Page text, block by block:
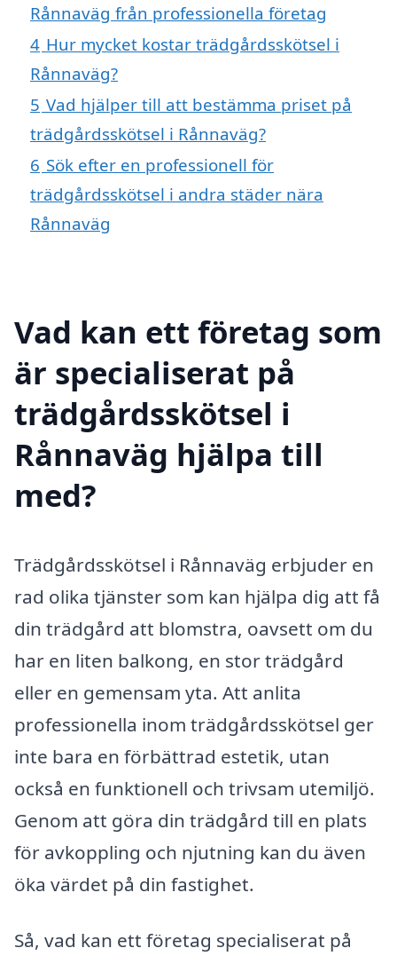
Rånnaväg från professionella företag
4 Hur mycket kostar trädgårdsskötsel i
Rånnaväg?
5 Vad hjälper till att bestämma priset på
trädgårdsskötsel i Rånnaväg?
6 Sök efter en professionell för
trädgårdsskötsel i andra städer nära
Rånnaväg
Vad kan ett företag som
är specialiserat på
trädgårdsskötsel i
Rånnaväg hjälpa till
med?
Trädgårdsskötsel i Rånnaväg erbjuder en
rad olika tjänster som kan hjälpa dig att få
din trädgård att blomstra, oavsett om du
har en liten balkong, en stor trädgård
eller en gemensam yta. Att anlita
professionella inom trädgårdsskötsel ger
inte bara en förbättrad estetik, utan
också en funktionell och trivsam utemiljö.
Genom att göra din trädgård till en plats
för avkoppling och njutning kan du även
öka värdet på din fastighet.
Så, vad kan ett företag specialiserat på